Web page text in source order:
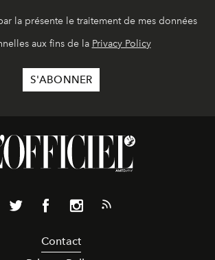
la présente le traitement de mes données
aux fins de la Privacy Policy
Contact